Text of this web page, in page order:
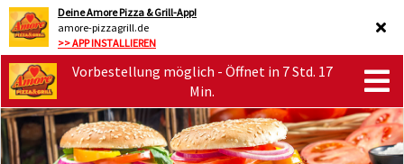
Deine Amore Pizza & Grill-App!
amore-pizzagrill.de
>> APP INSTALLIEREN
Vorbestellung möglich - Öffnet in 7 Std. 17
Min.